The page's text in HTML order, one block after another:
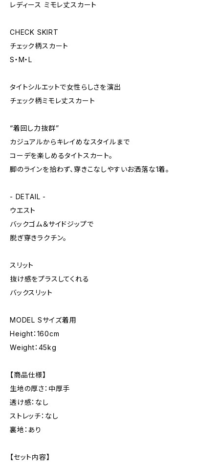
レディース ミモレ丈スカート
CHECK SKIRT
チェック柄スカート
S・M・L
タイトシルエットで女性らしさを演出
チェック柄ミモレ丈スカート
“着回し力抜群”
カジュアルからキレイめなスタイルまで
コーデを楽しめるタイトスカート。
脚のラインを拾わず、穿きこなしやすいお洒落な1着。
- DETAIL -
ウエスト
バックゴム＆サイドジップで
脱ぎ穿きラクチン。
スリット
抜け感をプラスしてくれる
バックスリット
MODEL Sサイズ着用
Height：160cm
Weight：45kg
【商品仕様】
生地の厚さ：中厚手
透け感：なし
ストレッチ：なし
裏地：あり
【セット内容】